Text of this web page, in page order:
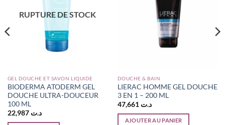
RUPTURE DE STOCK
GEL DOUCHE ET SAVON LIQUIDE
BIODERMA ATODERM GEL
DOUCHE ULTRA-DOUCEUR
100 ML
د.ت 22,987
DOUCHE & BAIN
LIERAC HOMME GEL DOUCHE
3 EN 1 – 200 ML
د.ت 47,661
AJOUTER AU PANIER